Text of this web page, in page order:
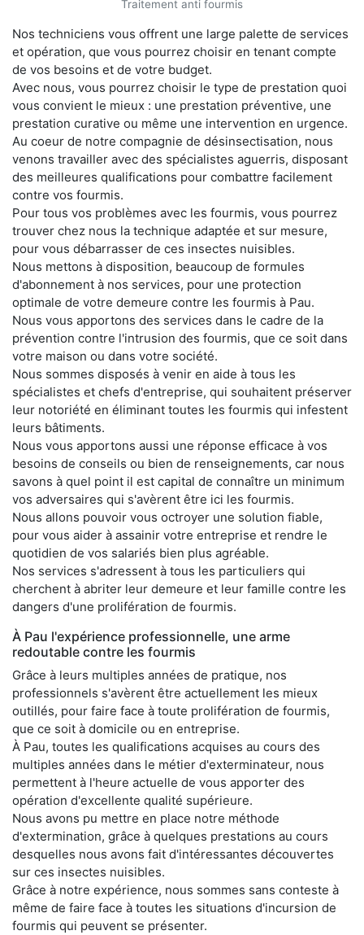
Traitement anti fourmis
Nos techniciens vous offrent une large palette de services
et opération, que vous pourrez choisir en tenant compte
de vos besoins et de votre budget.
Avec nous, vous pourrez choisir le type de prestation quoi
vous convient le mieux : une prestation préventive, une
prestation curative ou même une intervention en urgence.
Au coeur de notre compagnie de désinsectisation, nous
venons travailler avec des spécialistes aguerris, disposant
des meilleures qualifications pour combattre facilement
contre vos fourmis.
Pour tous vos problèmes avec les fourmis, vous pourrez
trouver chez nous la technique adaptée et sur mesure,
pour vous débarrasser de ces insectes nuisibles.
Nous mettons à disposition, beaucoup de formules
d'abonnement à nos services, pour une protection
optimale de votre demeure contre les fourmis à Pau.
Nous vous apportons des services dans le cadre de la
prévention contre l'intrusion des fourmis, que ce soit dans
votre maison ou dans votre société.
Nous sommes disposés à venir en aide à tous les
spécialistes et chefs d'entreprise, qui souhaitent préserver
leur notoriété en éliminant toutes les fourmis qui infestent
leurs bâtiments.
Nous vous apportons aussi une réponse efficace à vos
besoins de conseils ou bien de renseignements, car nous
savons à quel point il est capital de connaître un minimum
vos adversaires qui s'avèrent être ici les fourmis.
Nous allons pouvoir vous octroyer une solution fiable,
pour vous aider à assainir votre entreprise et rendre le
quotidien de vos salariés bien plus agréable.
Nos services s'adressent à tous les particuliers qui
cherchent à abriter leur demeure et leur famille contre les
dangers d'une prolifération de fourmis.
À Pau l'expérience professionnelle, une arme
redoutable contre les fourmis
Grâce à leurs multiples années de pratique, nos
professionnels s'avèrent être actuellement les mieux
outillés, pour faire face à toute prolifération de fourmis,
que ce soit à domicile ou en entreprise.
À Pau, toutes les qualifications acquises au cours des
multiples années dans le métier d'exterminateur, nous
permettent à l'heure actuelle de vous apporter des
opération d'excellente qualité supérieure.
Nous avons pu mettre en place notre méthode
d'extermination, grâce à quelques prestations au cours
desquelles nous avons fait d'intéressantes découvertes
sur ces insectes nuisibles.
Grâce à notre expérience, nous sommes sans conteste à
même de faire face à toutes les situations d'incursion de
fourmis qui peuvent se présenter.